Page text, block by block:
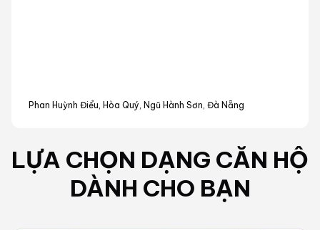
Phan Huỳnh Điểu, Hòa Quý, Ngũ Hành Sơn, Đà Nẵng
LỰA CHỌN DẠNG CĂN HỘ
DÀNH CHO BẠN